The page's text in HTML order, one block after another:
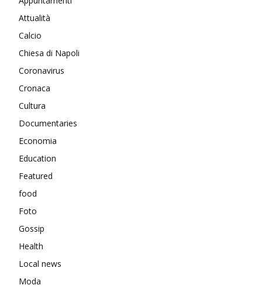
Attualità
Calcio
Chiesa di Napoli
Coronavirus
Cronaca
Cultura
Documentaries
Economia
Education
Featured
food
Foto
Gossip
Health
Local news
Moda